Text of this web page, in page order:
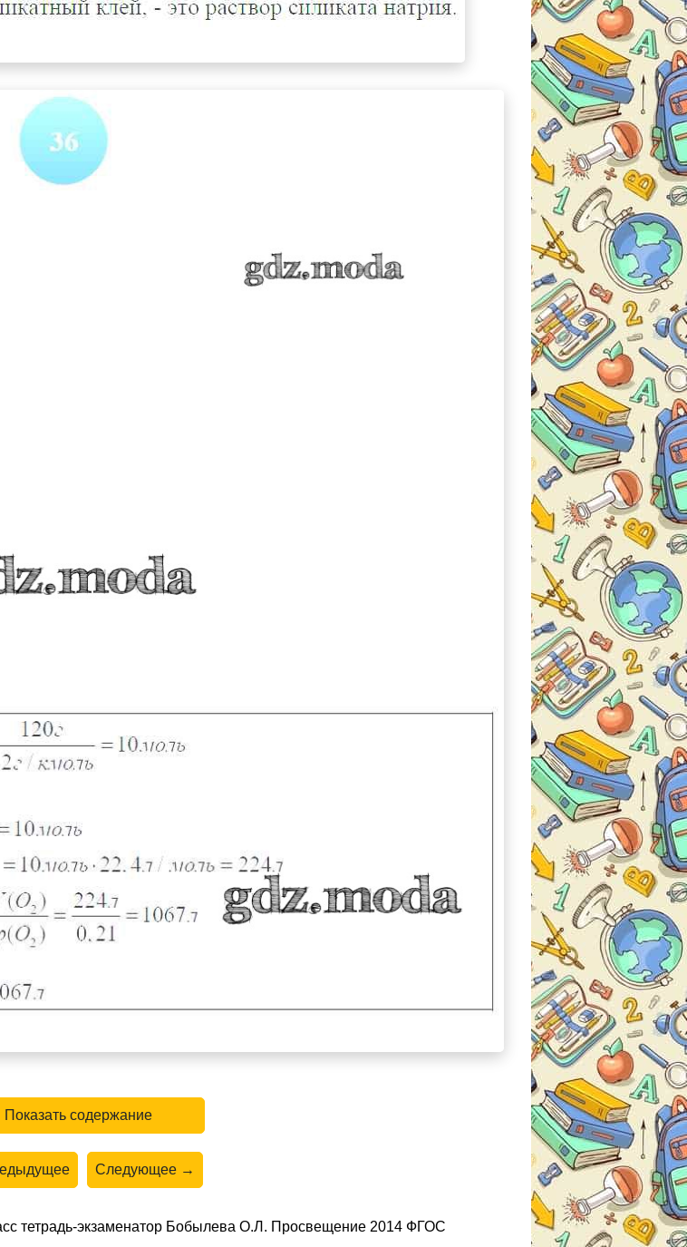
Показать содержание
Следующее →
тетрадь-экзаменатор Бобылева О.Л. Просвещение 2014 ФГОС